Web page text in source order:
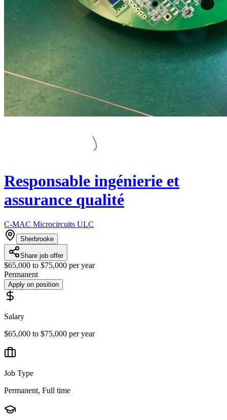
Responsable ingénierie et
assurance qualité
C-MAC Microcircuits ULC
Sherbrooke
Share job offer
$65,000 to $75,000 per year
Permanent
Apply on position
Salary
$65,000 to $75,000 per year
Job Type
Permanent, Full time